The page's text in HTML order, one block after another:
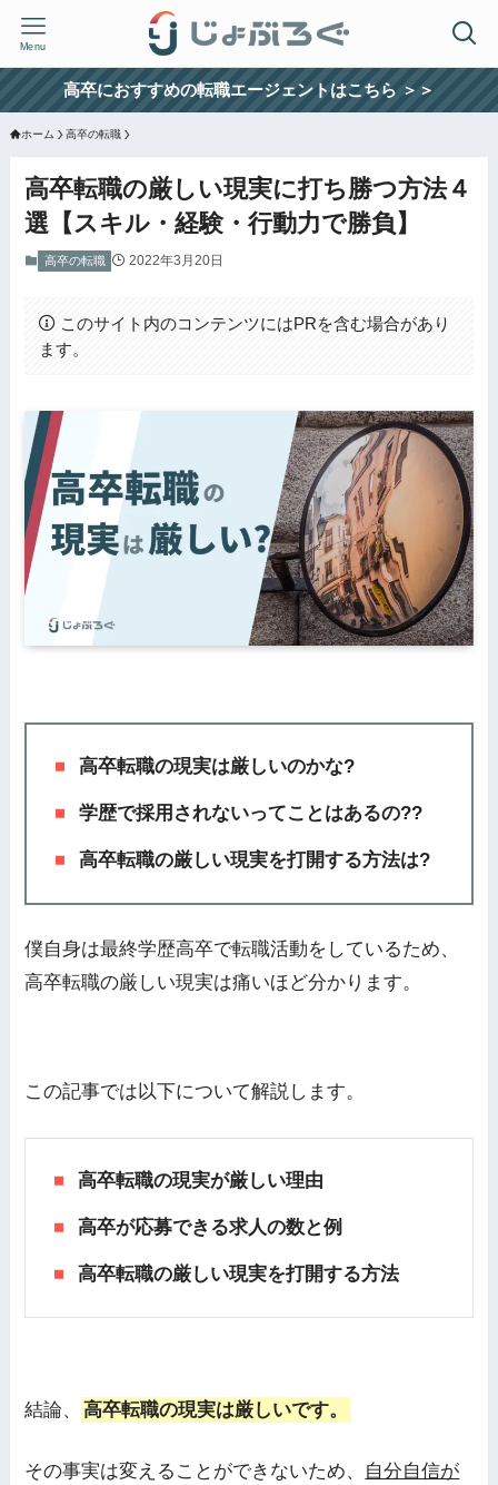
Menu
高卒におすすめの転職エージェントはこちら ＞＞
ホーム 高卒の転職
高卒転職の厳しい現実に打ち勝つ方法４
選【スキル・経験・行動力で勝負】
高卒の転職 2022年3月20日
このサイト内のコンテンツにはPRを含む場合があり
ます。
高卒転職の現実は厳しいのかな?
学歴で採用されないってことはあるの??
高卒転職の厳しい現実を打開する方法は?
僕自身は最終学歴高卒で転職活動をしているため、
高卒転職の厳しい現実は痛いほど分かります。
この記事では以下について解説します。
高卒転職の現実が厳しい理由
高卒が応募できる求人の数と例
高卒転職の厳しい現実を打開する方法
結論、 高卒転職の現実は厳しいです。
その事実は変えることができないため、 自分自信が